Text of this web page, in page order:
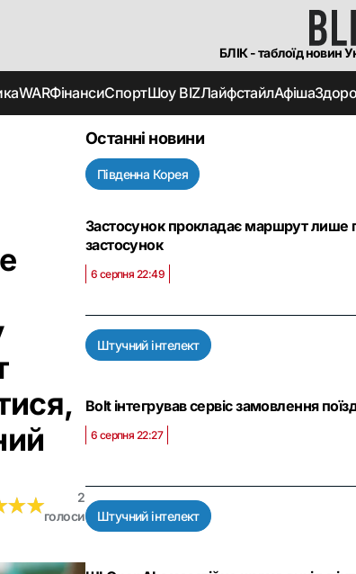
БЛІК - таблоїд новин
WARФінансиСпортШоу BIZЛайфстайлАфіша
★★
★★
2
голоси
Останні новини
Південна Корея
Застосунок прокладає маршрут лише
застосунок
6 серпня 22:49
Штучний інтелект
Bolt інтегрував сервіс замовлення
6 серпня 22:27
Штучний інтелект